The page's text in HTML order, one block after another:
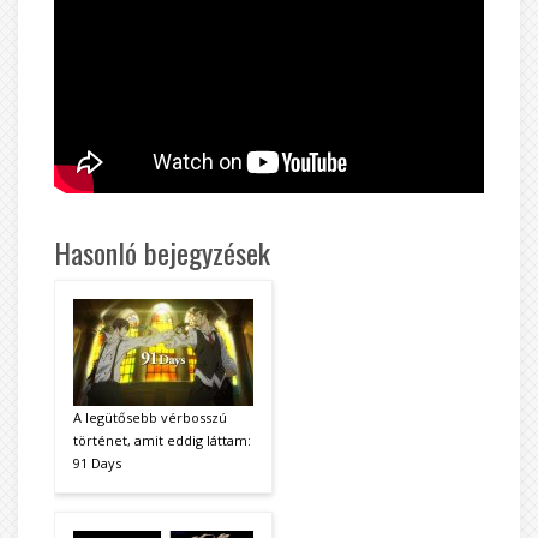
Hasonló bejegyzések
A legütősebb vérbosszú
történet, amit eddig láttam:
91 Days